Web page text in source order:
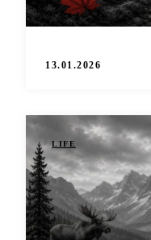
13.01.2026
LIFE